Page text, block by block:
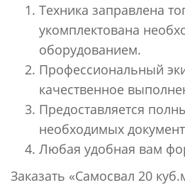
Техника заправлена
укомплектована
оборудованием.
Профессиональный
качественное
Предоставляется
необходимых
Любая удобная вам
Заказать «Самосвал 20